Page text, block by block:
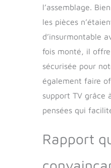
l’assemblage.
les pièces
d’insurmontable
fois monté, il
sécurisée pour
également faire
support TV grâce
pensées qui
Rapport